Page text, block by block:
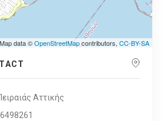
data ©OpenStreetMapcontributors, CC-BY-SA
Αττικής